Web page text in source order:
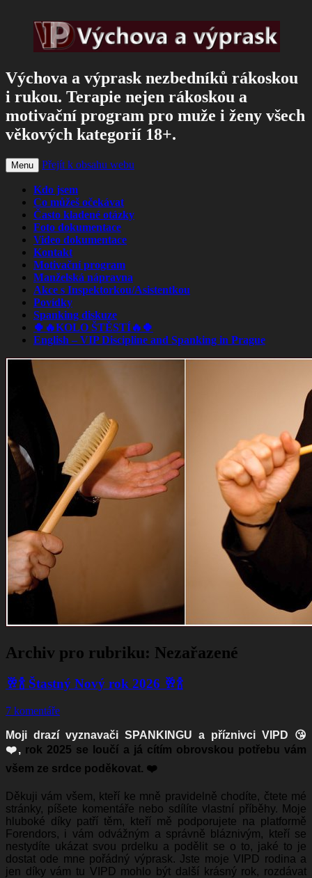
Výchova a výprask nezbedníků rákoskou
i rukou. Terapie nejen rákoskou a
motivační program pro muže i ženy všech
věkových kategorií 18+.
Menu Přejít k obsahu webu
Kdo jsem
Co můžeš očekávat
Často kladené otázky
Foto dokumentace
Video dokumentace
Kontakt
Motivační program
Manželská nápravna
Akce s Inspektorkou/Asistentkou
Povídky
Spanking diskuze
🍀🔥KOLO ŠTĚSTÍ🔥🍀
English – VIP Discipline and Spanking in Prague
Archiv pro rubriku: Nezařazené
🥂🍾 Štastný Nový rok 2026 🥂🍾
7 komentáře
Moji drazí vyznavači SPANKINGU a příznivci VIPD 😘
❤️, rok 2025 se loučí a já cítím obrovskou potřebu vám
všem ze srdce poděkovat. ❤️
Děkuji vám všem, kteří ke mně pravidelně chodíte, čtete mé
stránky, píšete komentáře nebo sdílíte vlastní příběhy. Moje
hluboké díky patří těm, kteří mě podporujete na platformě
Forendors, i vám odvážným a správně bláznivým, kteří se
nestydíte ukázat svou prdelku a podělit se o to, jaké to je
dostat ode mne pořádný výprask. Jste moje VIPD rodina a
jen díky vám tu VIPD mohlo být další krásný rok, rozdávat